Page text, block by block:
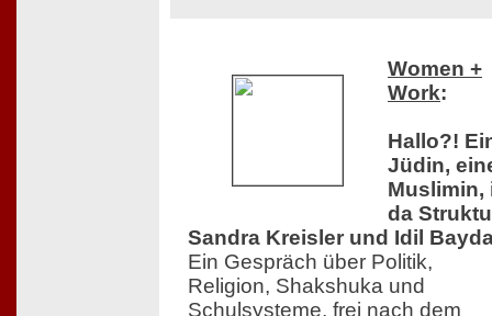
Women +
Work:
Hallo?!
Jüdin,
Muslimin,
da
Sandra Kreisler und Idil
Ein Gespräch über Politik,
Religion, Shakshuka und
Schulsysteme, frei nach dem